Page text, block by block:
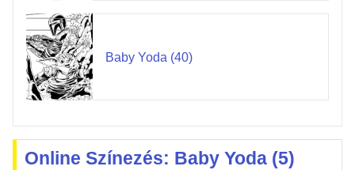
Baby Yoda (40)
Online Színezés: Baby Yoda (5)